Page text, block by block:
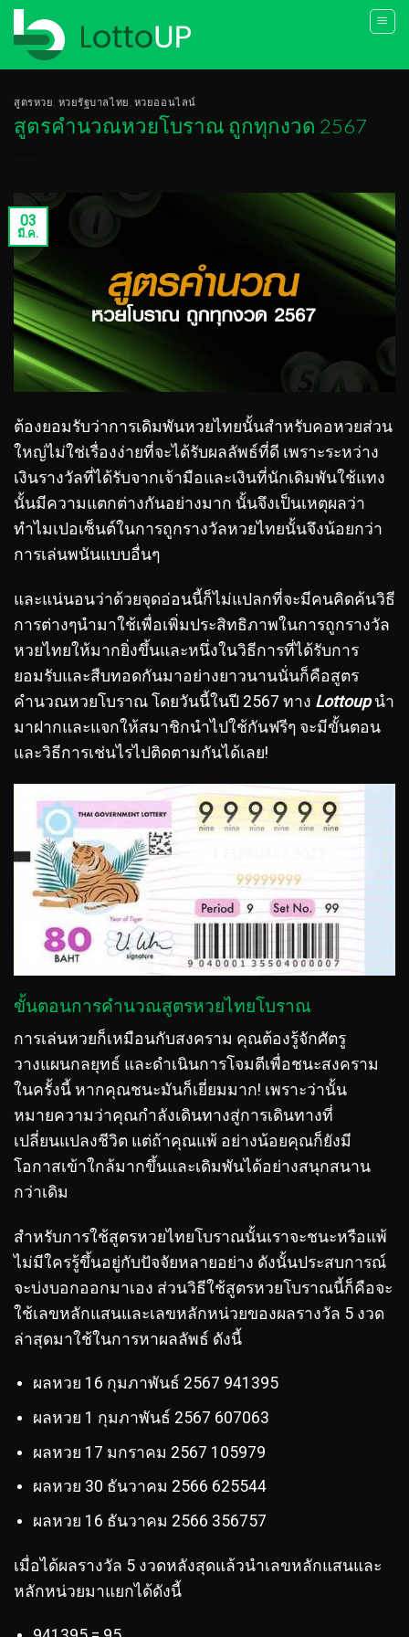
Skip
content
สูตรหวย หวยรัฐบาลไทย หวยออนไลน์
สูตรคำนวณหวยโบราณ ถูกทุกงวด 2567
03
มี.ค.
ต้องยอมรับว่าการเดิมพันหวยไทยนั้นสำหรับคอหวยส่วน
ใหญ่ไม่ใช่เรื่องง่ายที่จะได้รับผลลัพธ์ที่ดี เพราะระหว่าง
เงินรางวัลที่ได้รับจากเจ้ามือและเงินที่นักเดิมพันใช้แทง
นั้นมีความแตกต่างกันอย่างมาก นั้นจึงเป็นเหตุผลว่า
ทำไมเปอเซ็นต์ในการถูกรางวัลหวยไทยนั้นจึงน้อยกว่า
การเล่นพนันแบบอื่นๆ
และแน่นอนว่าด้วยจุดอ่อนนี้ก็ไม่แปลกที่จะมีคนคิดค้นวิธี
การต่างๆนำมาใช้เพื่อเพิ่มประสิทธิภาพในการถูกรางวัล
หวยไทยให้มากยิ่งขึ้นและหนึ่งในวิธีการที่ได้รับการ
ยอมรับและสืบทอดกันมาอย่างยาวนานนั่นก็คือสูตร
คำนวณหวยโบราณ โดยวันนี้ในปี 2567 ทาง Lottoupนำ
มาฝากและแจกให้สมาชิกนำไปใช้กันฟรีๆ จะมีขั้นตอน
และวิธีการเช่นไรไปติดตามกันได้เลย!
ขั้นตอนการคำนวณสูตรหวยไทยโบราณ
การเล่นหวยก็เหมือนกับสงคราม คุณต้องรู้จักศัตรู
วางแผนกลยุทธ์ และดำเนินการโจมตีเพื่อชนะสงคราม
ในครั้งนี้ หากคุณชนะมันก็เยี่ยมมาก! เพราะว่านั้น
หมายความว่าคุณกำลังเดินทางสู่การเดินทางที่
เปลี่ยนแปลงชีวิต แต่ถ้าคุณแพ้ อย่างน้อยคุณก็ยังมี
โอกาสเข้าใกล้มากขึ้นและเดิมพันได้อย่างสนุกสนาน
กว่าเดิม
สำหรับการใช้สูตรหวยไทยโบราณนั้นเราจะชนะหรือแพ้
ไม่มีใครรู้ขึ้นอยู่กับปัจจัยหลายอย่าง ดังนั้นประสบการณ์
จะบ่งบอกออกมาเอง ส่วนวิธีใช้สูตรหวยโบราณนี้ก็คือจะ
ใช้เลขหลักแสนและเลขหลักหน่วยของผลรางวัล 5 งวด
ล่าสุดมาใช้ในการหาผลลัพธ์ ดังนี้
ผลหวย 16 กุมภาพันธ์ 2567 941395
ผลหวย 1 กุมภาพันธ์ 2567 607063
ผลหวย 17 มกราคม 2567 105979
ผลหวย 30 ธันวาคม 2566 625544
ผลหวย 16 ธันวาคม 2566 356757
เมื่อได้ผลรางวัล 5 งวดหลังสุดแล้วนำเลขหลักแสนและ
หลักหน่วยมาแยกได้ดังนี้